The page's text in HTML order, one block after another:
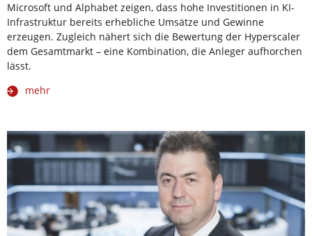
Microsoft und Alphabet zeigen, dass hohe Investitionen in KI-
Infrastruktur bereits erhebliche Umsätze und Gewinne
erzeugen. Zugleich nähert sich die Bewertung der Hyperscaler
dem Gesamtmarkt – eine Kombination, die Anleger aufhorchen
lässt.
mehr